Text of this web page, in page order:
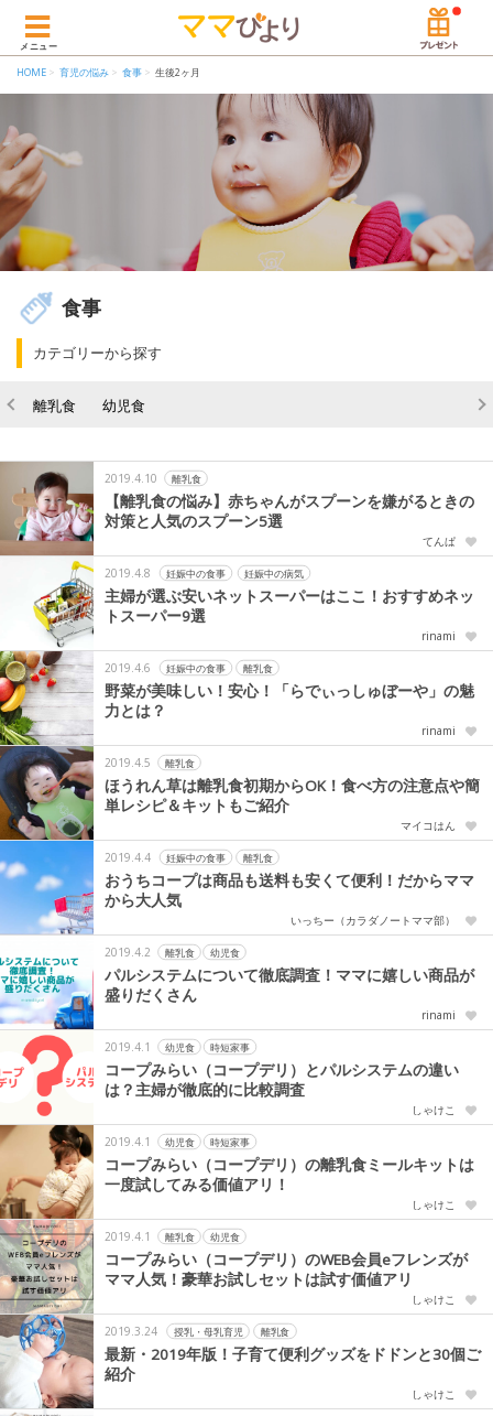
メニュー
HOME 育児の悩み 食事 生後2ヶ月
食事
カテゴリーから探す
離乳食 幼児食
2019.4.10 離乳食
【離乳食の悩み】赤ちゃんがスプーンを嫌がるときの
対策と人気のスプーン5選
てんぱ
2019.4.8 妊娠中の食事 妊娠中の病気
主婦が選ぶ安いネットスーパーはここ！おすすめネッ
トスーパー9選
rinami
2019.4.6 妊娠中の食事 離乳食
野菜が美味しい！安心！「らでぃっしゅぼーや」の魅
力とは？
rinami
2019.4.5 離乳食
ほうれん草は離乳食初期からOK！食べ方の注意点や簡
単レシピ＆キットもご紹介
マイコはん
2019.4.4 妊娠中の食事 離乳食
おうちコープは商品も送料も安くて便利！だからママ
から大人気
いっちー（カラダノートママ部）
2019.4.2 離乳食 幼児食
パルシステムについて徹底調査！ママに嬉しい商品が
盛りだくさん
rinami
2019.4.1 幼児食 時短家事
コープみらい（コープデリ）とパルシステムの違い
は？主婦が徹底的に比較調査
しゃけこ
2019.4.1 幼児食 時短家事
コープみらい（コープデリ）の離乳食ミールキットは
一度試してみる価値アリ！
しゃけこ
2019.4.1 離乳食 幼児食
コープみらい（コープデリ）のWEB会員eフレンズが
ママ人気！豪華お試しセットは試す価値アリ
しゃけこ
2019.3.24 授乳・母乳育児 離乳食
最新・2019年版！子育て便利グッズをドドンと30個ご
紹介
しゃけこ